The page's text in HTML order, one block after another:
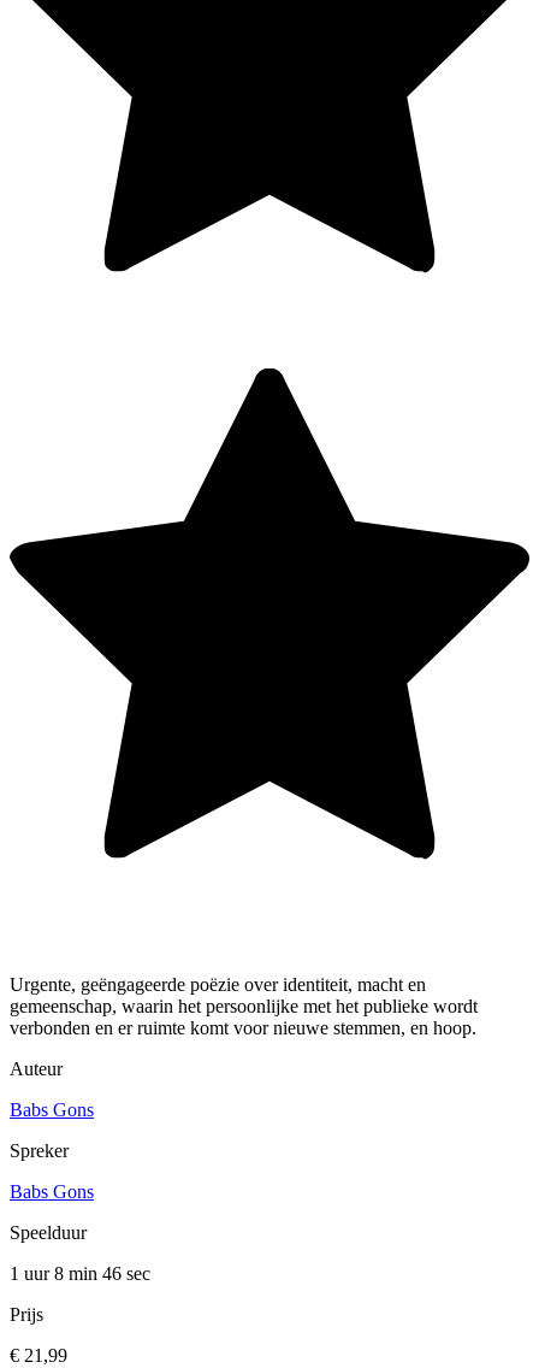
Urgente, geëngageerde poëzie over identiteit, macht en
gemeenschap, waarin het persoonlijke met het publieke wordt
verbonden en er ruimte komt voor nieuwe stemmen, en hoop.
Auteur
Babs Gons
Spreker
Babs Gons
Speelduur
1 uur 8 min 46 sec
Prijs
€ 21,99